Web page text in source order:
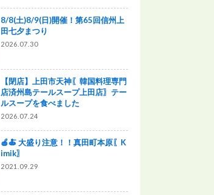
8/8(土)8/9(日)開催！第65回信州上
田七夕まつり
2026.07.30
【閉店】上田市天神〖韓国料理専門
店済州島テールスープ上田店〗テー
ルスープを食べました
2026.07.24
🍎🍝 大盛り注意！！真田町本原〖K
imik〗
2021.09.29